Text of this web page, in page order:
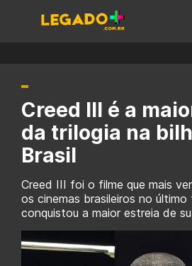
Creed III é a
da trilogia na
Brasil
Creed III foi o filme que mais
os cinemas brasileiros no último
conquistou a maior estreia de